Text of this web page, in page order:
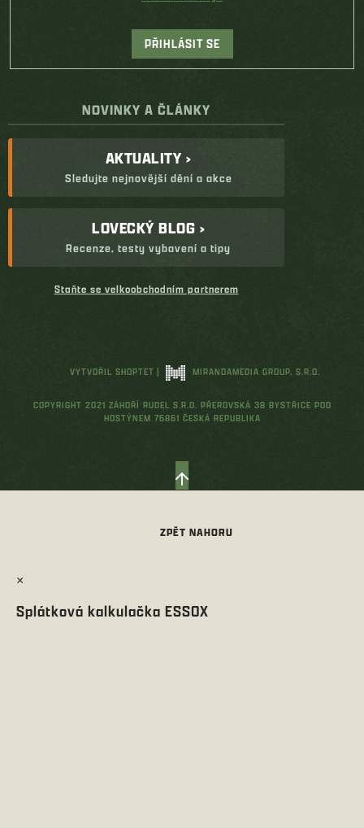
PŘIHLÁSIT SE
NOVINKY A ČLÁNKY
AKTUALITY ›
Sledujte nejnovější dění a akce
LOVECKÝ BLOG ›
Recenze, testy vybavení a tipy
Staňte se velkoobchodním partnerem
VYTVOŘIL SHOPTET | MIRANDAMEDIA GROUP, S.R.O.
COPYRIGHT 2021 ZÁHOŘÍ RUDEL S.R.O. PŘEROVSKÁ 38 BYSTŘICE POD
HOSTÝNEM 76861 ČESKÁ REPUBLIKA
×
Splátková kalkulačka ESSOX